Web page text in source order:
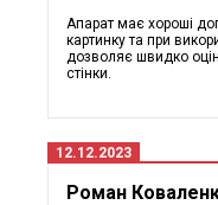
Апарат має хороші
картинку та при
дозволяє швидко
стінки.
12.12.2023
Роман